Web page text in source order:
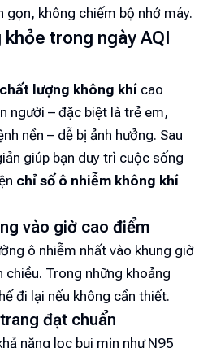
gọn, không chiếm bộ nhớ máy.
trong ngày AQI
lượng không khí cao
người – đặc biệt là trẻ em,
nền – dễ bị ảnh hưởng. Sau
giúp bạn duy trì cuộc sống
chỉ số ô nhiễm không khí
vào giờ cao điểm
ô nhiễm nhất vào khung giờ
Trong những khoảng
đi lại nếu không cần thiết.
đạt chuẩn
năng lọc bụi mịn như N95